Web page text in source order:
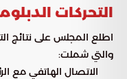
التحركات
اطلع المجلس على نتائج
والتي شملت:
الاتصال الهاتفي مع